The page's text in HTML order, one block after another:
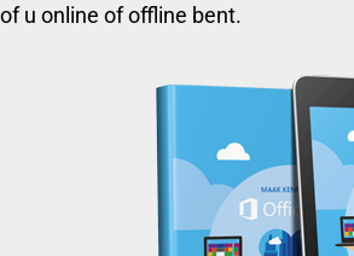
of u online of offline bent.